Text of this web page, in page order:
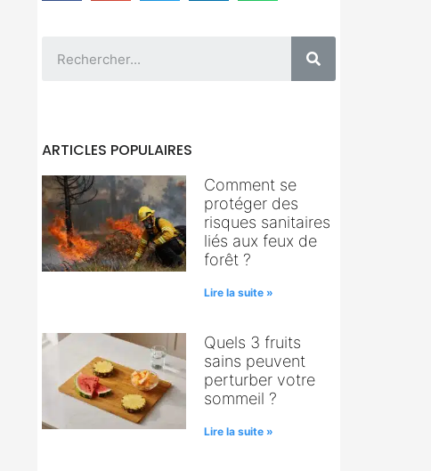
ARTICLES POPULAIRES
Comment se
protéger des
risques sanitaires
liés aux feux de
forêt ?
Lire la suite »
Quels 3 fruits
sains peuvent
perturber votre
sommeil ?
Lire la suite »